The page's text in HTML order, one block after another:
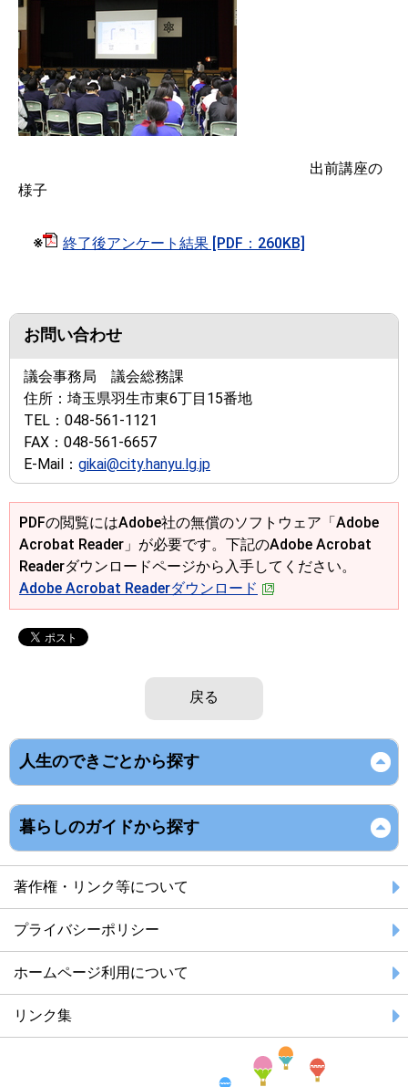
出前講座の
様子
※ 終了後アンケート結果 [PDF：260KB]
お問い合わせ
議会事務局 議会総務課
住所： 埼玉県羽生市東6丁目15番地
TEL： 048-561-1121
FAX： 048-561-6657
E-Mail： gikai@city.hanyu.lg.jp
PDFの閲覧にはAdobe社の無償のソフトウェア「Adobe
Acrobat Reader」が必要です。下記のAdobe Acrobat
Readerダウンロードページから入手してください。
Adobe Acrobat Readerダウンロード
戻る
人生のできごとから探す
暮らしのガイドから探す
著作権・リンク等について
プライバシーポリシー
ホームページ利用について
リンク集